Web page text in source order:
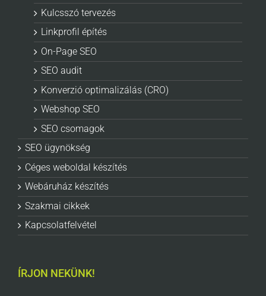
Kulcsszó tervezés
Linkprofil építés
On-Page SEO
SEO audit
Konverzió optimalizálás (CRO)
Webshop SEO
SEO csomagok
SEO ügynökség
Céges weboldal készítés
Webáruház készítés
Szakmai cikkek
Kapcsolatfelvétel
ÍRJON NEKÜNK!